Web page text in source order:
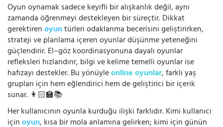
Oyun oynamak sadece keyifli bir alışkanlık değil, aynı
zamanda öğrenmeyi destekleyen bir süreçtir. Dikkat
gerektirenoyuntürleri odaklanma becerisini geliştirirken,
strateji ve planlama içeren oyunlar düşünme yeteneğini
güçlendirir. El–göz koordinasyonuna dayalı oyunlar
refleksleri hızlandırır, bilgi ve kelime temelli oyunlar ise
hafızayı destekler. Bu yönüyleonline oyunlar, farklı yaş
grupları için hem eğlendirici hem de geliştirici bir içerik
sunar. 👩🏻‍🏫📚
Her kullanıcının oyunla kurduğu ilişki farklıdır. Kimi kullanıcı
içinoyun, kısa bir mola anlamına gelirken; kimi için günün